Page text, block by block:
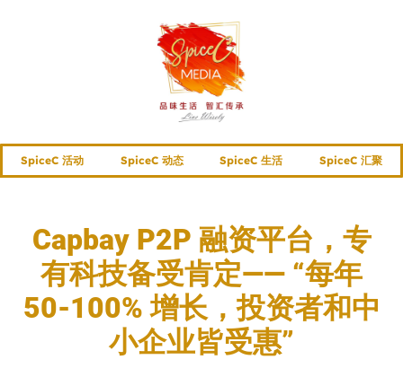
SpiceC 活动 SpiceC 动态 SpiceC 生活 SpiceC 汇聚
Capbay P2P 融资平台，专
有科技备受肯定—— “每年
50-100% 增长，投资者和中
小企业皆受惠”